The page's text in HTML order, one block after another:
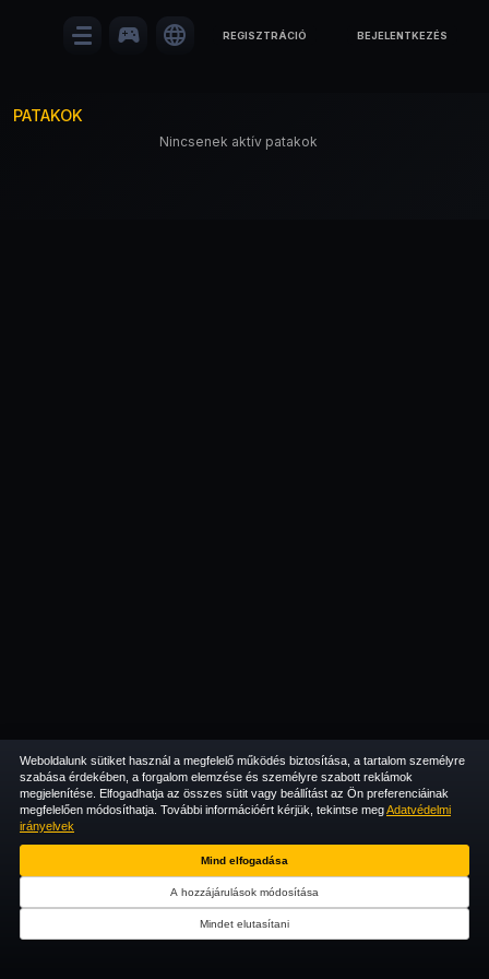
sports_esports language REGISZTRÁCIÓ BEJELENTKEZÉS
PATAKOK
Nincsenek aktív patakok
Weboldalunk sütiket használ a megfelelő működés biztosítása, a tartalom személyre
szabása érdekében, a forgalom elemzése és személyre szabott reklámok
megjelenítése. Elfogadhatja az összes sütit vagy beállítást az Ön preferenciáinak
megfelelően módosíthatja. További információért kérjük, tekintse megAdatvédelmi
irányelvek
Mind elfogadása
A hozzájárulások módosítása
Mindet elutasítani